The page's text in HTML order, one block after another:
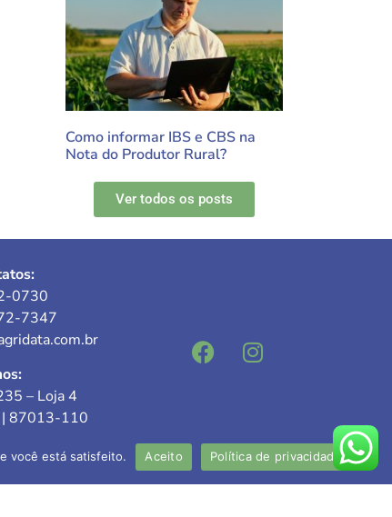
Como informar IBS e CBS na
Nota do Produtor Rural?
Ver todos os posts
0730
7347
– Loja 4
| 87013-110
Valdecir Mokwa
você está satisfeito. Aceito Política de privacidade